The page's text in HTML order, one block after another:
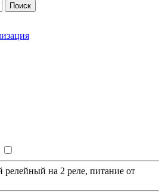
Поиск
на 2 реле, питание от